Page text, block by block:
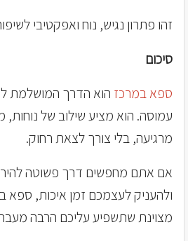
זהו פתרון נגיש, נוח ואפקטיבי
סיכום
ספא במרכז הוא הדרך המושלמת
עמוסה. הוא מציע שילוב של נוחות,
מרגיעה, בלי צורך לצאת רחוק.
אם אתם מחפשים דרך פשוטה
ולהעניק לעצמכם זמן איכות, ספא
מצוינת שתשפיע עליכם הרבה